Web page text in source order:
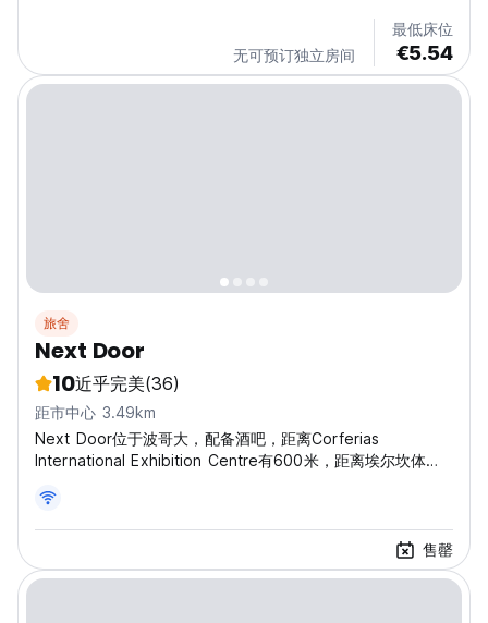
recreation and the security provided by the...
无可预订独立房间
最低床位
€5.54
旅舍
Next Door
10近乎完美(36)
距市中心 3.49km
Next Door位于波哥大，配备酒吧，距离Corferias
International Exhibition Centre有600米，距离埃尔坎体育
售罄